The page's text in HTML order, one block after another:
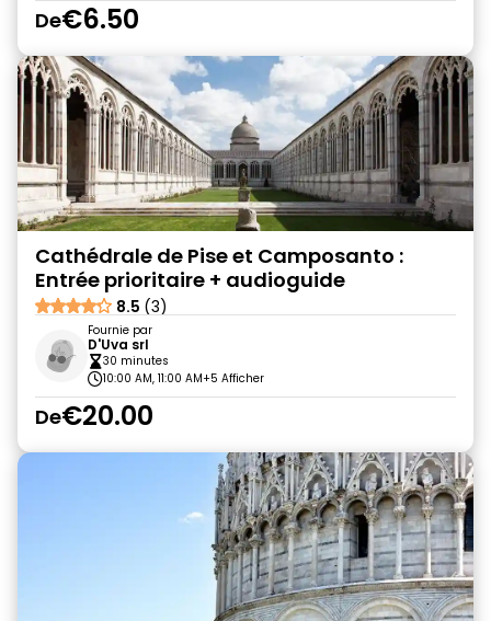
De€6.50
Cathédrale de Pise et Camposanto :
Entrée prioritaire + audioguide
8.5 (3)
Fournie par
D'Uva srl
30 minutes
10:00 AM, 11:00 AM+5 Afficher
De€20.00